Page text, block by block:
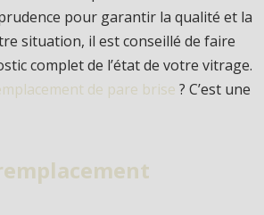
pour garantir la qualité et la
situation, il est conseillé de faire
complet de l’état de votre vitrage.
de pare brise ? C’est une